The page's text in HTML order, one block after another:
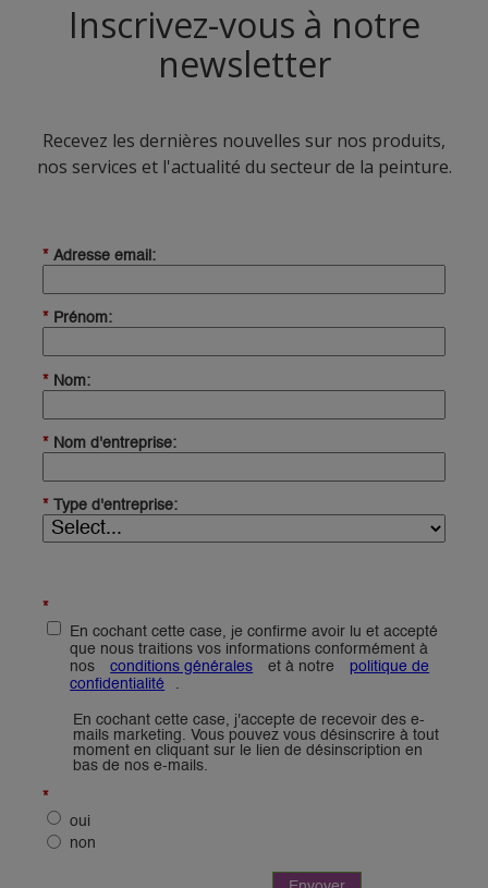
Inscrivez-vous à notre
newsletter
Recevez les dernières nouvelles sur nos produits,
nos services et l'actualité du secteur de la peinture.